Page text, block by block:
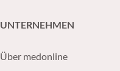
UNTERNEHMEN
Über medonline